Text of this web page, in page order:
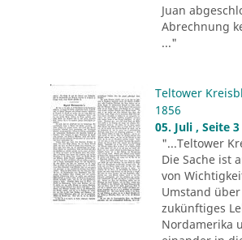
Juan
Abrechnung
..."
Teltower
1856
05. Juli , Seite 3
"...Teltower
Die Sache ist
von
Umstand
zukünftiges
Nordamerika